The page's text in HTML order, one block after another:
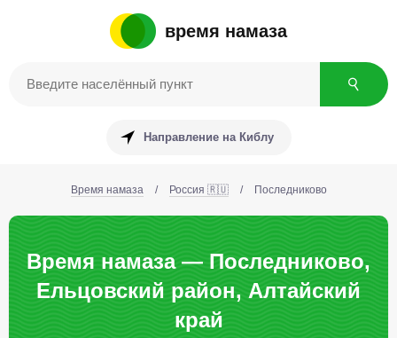
время намаза
Направление на Киблу
Время намаза / Россия 🇷🇺 / Последниково
Время намаза — Последниково,
Ельцовский район, Алтайский
край